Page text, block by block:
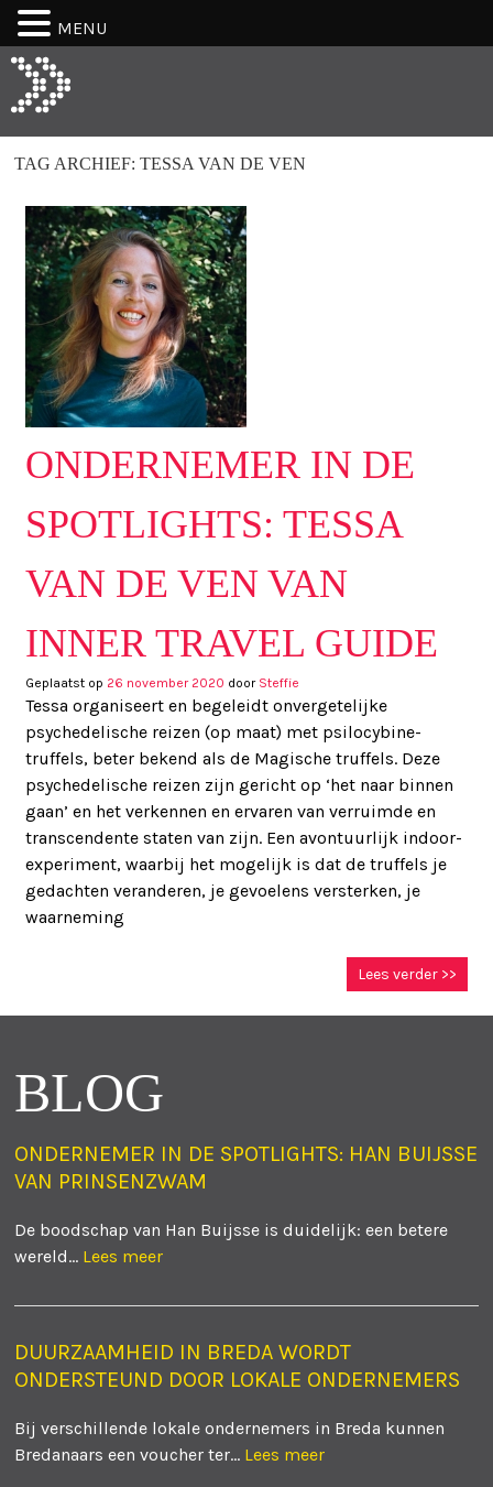
TAG ARCHIEF: TESSA VAN DE VEN
ONDERNEMER IN DE
SPOTLIGHTS: TESSA
VAN DE VEN VAN
INNER TRAVEL GUIDE
Geplaatst op 26 november 2020 door Steffie
Tessa organiseert en begeleidt onvergetelijke
psychedelische reizen (op maat) met psilocybine-
truffels, beter bekend als de Magische truffels. Deze
psychedelische reizen zijn gericht op ‘het naar binnen
gaan’ en het verkennen en ervaren van verruimde en
transcendente staten van zijn. Een avontuurlijk indoor-
experiment, waarbij het mogelijk is dat de truffels je
gedachten veranderen, je gevoelens versterken, je
waarneming
Lees verder >>
BLOG
ONDERNEMER IN DE SPOTLIGHTS: HAN BUIJSSE
VAN PRINSENZWAM
De boodschap van Han Buijsse is duidelijk: een betere
wereld... Lees meer
DUURZAAMHEID IN BREDA WORDT
ONDERSTEUND DOOR LOKALE ONDERNEMERS
Bij verschillende lokale ondernemers in Breda kunnen
Bredanaars een voucher ter... Lees meer
MENU